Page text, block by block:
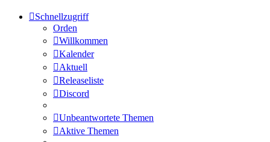
Schnellzugriff
Orden
Willkommen
Kalender
Aktuell
Releaseliste
Discord
Unbeantwortete Themen
Aktive Themen